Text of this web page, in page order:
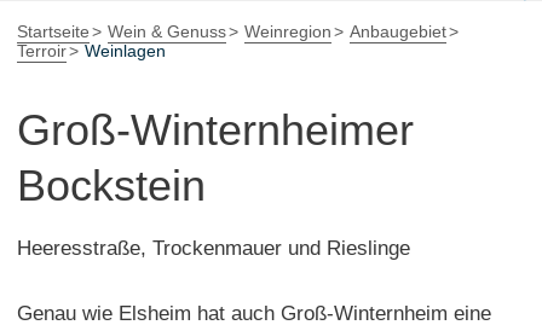
Startseite Wein & Genuss Weinregion
Anbaugebiet
Terroir
Weinlagen
Groß-Winternheimer
Bockstein
Heeresstraße, Trockenmauer und Rieslinge
Genau wie Elsheim hat auch Groß-Winternheim eine